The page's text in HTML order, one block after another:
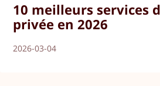
10 meilleurs services
privée en 2026
2026-03-04